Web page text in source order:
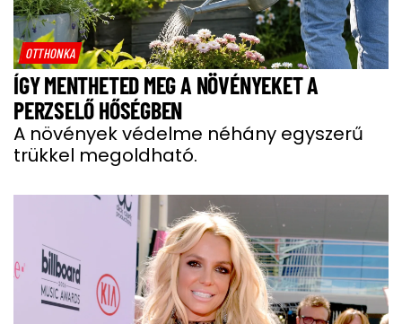
OTTHONKA
ÍGY MENTHETED MEG A NÖVÉNYEKET A
PERZSELŐ HŐSÉGBEN
A növények védelme néhány egyszerű
trükkel megoldható.